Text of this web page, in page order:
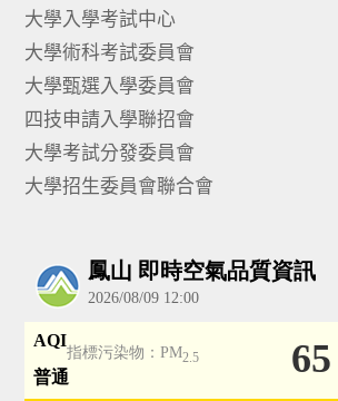
大學入學考試中心
大學術科考試委員會
大學甄選入學委員會
四技申請入學聯招會
大學考試分發委員會
大學招生委員會聯合會